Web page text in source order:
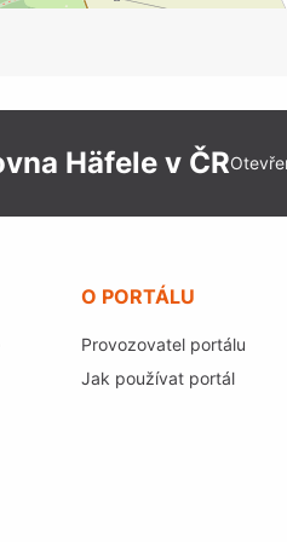
Häfele v ČR
O PORTÁLU
Provozovatel portálu
Jak používat portál